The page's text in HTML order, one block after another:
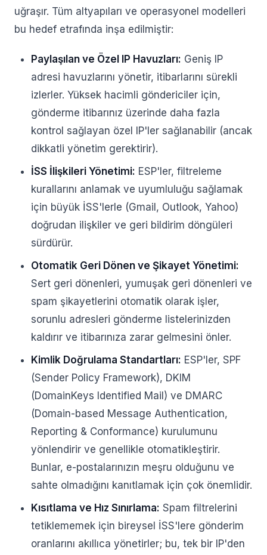
uğraşır. Tüm altyapıları ve operasyonel modelleri
bu hedef etrafında inşa edilmiştir:
Paylaşılan ve Özel IP Havuzları: Geniş IP
adresi havuzlarını yönetir, itibarlarını sürekli
izlerler. Yüksek hacimli göndericiler için,
gönderme itibarınız üzerinde daha fazla
kontrol sağlayan özel IP'ler sağlanabilir (ancak
dikkatli yönetim gerektirir).
İSS İlişkileri Yönetimi: ESP'ler, filtreleme
kurallarını anlamak ve uyumluluğu sağlamak
için büyük İSS'lerle (Gmail, Outlook, Yahoo)
doğrudan ilişkiler ve geri bildirim döngüleri
sürdürür.
Otomatik Geri Dönen ve Şikayet Yönetimi:
Sert geri dönenleri, yumuşak geri dönenleri ve
spam şikayetlerini otomatik olarak işler,
sorunlu adresleri gönderme listelerinizden
kaldırır ve itibarınıza zarar gelmesini önler.
Kimlik Doğrulama Standartları: ESP'ler, SPF
(Sender Policy Framework), DKIM
(DomainKeys Identified Mail) ve DMARC
(Domain-based Message Authentication,
Reporting & Conformance) kurulumunu
yönlendirir ve genellikle otomatikleştirir.
Bunlar, e-postalarınızın meşru olduğunu ve
sahte olmadığını kanıtlamak için çok önemlidir.
Kısıtlama ve Hız Sınırlama: Spam filtrelerini
tetiklememek için bireysel İSS'lere gönderim
oranlarını akıllıca yönetirler; bu, tek bir IP'den